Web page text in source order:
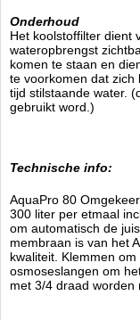
Onderhoud
Het koolstoffilter dient
wateropbrengst
komen te staan en
te voorkomen dat zich
tijd stilstaande water.
gebruikt word.)
Technische info:
AquaPro 80
300 liter per etmaal
om automatisch de
membraan is van het
kwaliteit. Klemmen
osmoseslangen om
met 3/4 draad worden